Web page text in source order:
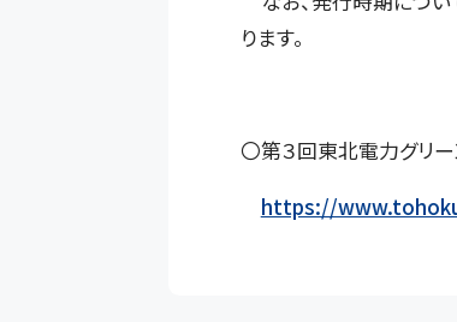
ります。
〇第３回東北電力グリー
https://